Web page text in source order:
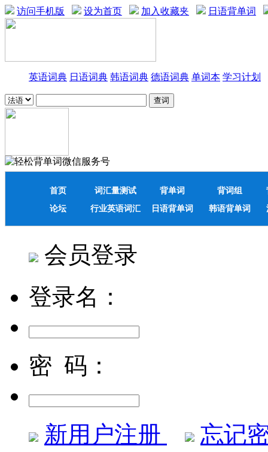
访问手机版 设为首页 加入收藏夹 日语背单词
英语词典 日语词典 韩语词典 德语词典 单词本 学习计划
首页 词汇量测试 背单词 背词组
论坛
行业英语词汇 日语背单词 韩语背单词
会员登录
登录名：
密 码：
新用户注册 忘记